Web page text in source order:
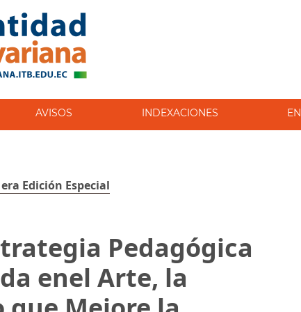
AVISOS INDEXACIONES
Edición Especial
Pedagógica
enel Arte, la